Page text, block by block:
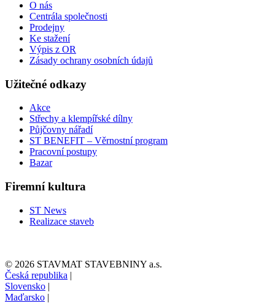
O nás
Centrála společnosti
Prodejny
Ke stažení
Výpis z OR
Zásady ochrany osobních údajů
Užitečné odkazy
Akce
Střechy a klempířské dílny
Půjčovny nářadí
ST BENEFIT – Věrnostní program
Pracovní postupy
Bazar
Firemní kultura
ST News
Realizace staveb
© 2026 STAVMAT STAVEBNINY a.s.
Česká republika |
Slovensko |
Maďarsko |